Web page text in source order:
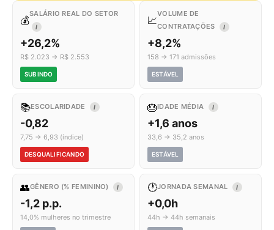
💰
SALÁRIO REAL DO SETOR
I
+26,2%
R$ 2.023 → R$ 2.553
SUBINDO
📈
VOLUME DE
CONTRATAÇÕES
I
+8,2%
158 → 171 admissões
ESTÁVEL
📚ESCOLARIDADE I
-0,82
7,75 → 6,93 (índice)
DESQUALIFICANDO
🎂IDADE MÉDIA I
+1,6 anos
33,6 → 35,2 anos
ESTÁVEL
👥GÊNERO (% FEMININO) I
-1,2 p.p.
14,0% mulheres no trimestre
🕐JORNADA SEMANAL I
+0,0h
44h → 44h semanais